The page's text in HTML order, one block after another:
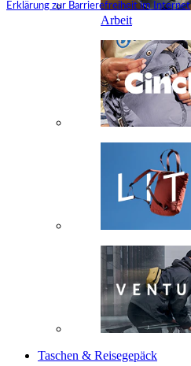
Erklärung zur Barrierefreiheit im Internet
Arbeit
Taschen & Reisegepäck